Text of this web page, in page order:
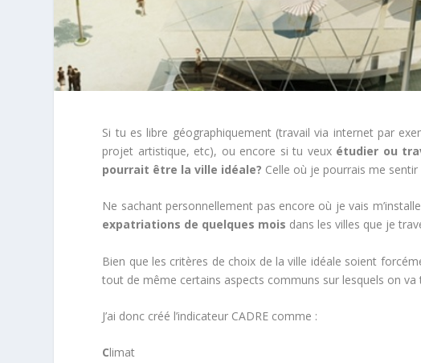
Si tu es libre géographiquement (travail via internet par
projet artistique, etc), ou encore si tu veux étudier ou
pourrait être la ville idéale? Celle où je pourrais me sentir
Ne sachant personnellement pas encore où je vais
expatriations de quelques mois dans les villes que je
Bien que les critères de choix de la ville idéale soient
tout de même certains aspects communs sur lesquels on va
J’ai donc créé l’indicateur CADRE comme :
Climat